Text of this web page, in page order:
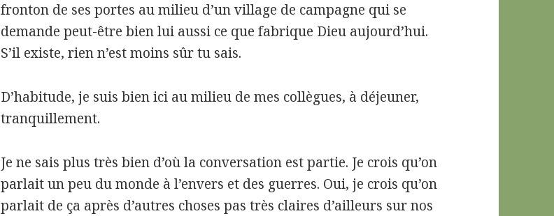
fronton de ses portes au milieu d’un village de campagne qui se
demande peut-être bien lui aussi ce que fabrique Dieu aujourd’hui.
S’il existe, rien n’est moins sûr tu sais.
D’habitude, je suis bien ici au milieu de mes collègues, à déjeuner,
tranquillement.
Je ne sais plus très bien d’où la conversation est partie. Je crois qu’on
parlait un peu du monde à l’envers et des guerres. Oui, je crois qu’on
parlait de ça après d’autres choses pas très claires d’ailleurs sur nos